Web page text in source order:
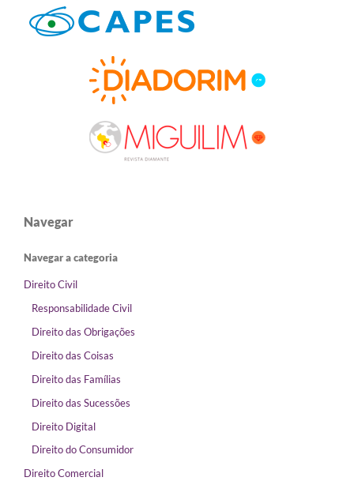
Navegar
Navegar a categoria
Direito Civil
Responsabilidade Civil
Direito das Obrigações
Direito das Coisas
Direito das Famílias
Direito das Sucessões
Direito Digital
Direito do Consumidor
Direito Comercial